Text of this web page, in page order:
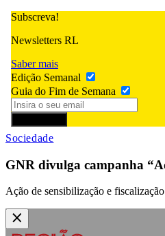
Subscreva!
Newsletters RL
Saber mais
Edição Semanal
Guia do Fim de Semana
Sociedade
GNR divulga campanha
Ação de sensibilização e